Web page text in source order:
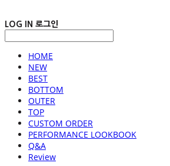
LOG IN 로그인
HOME
NEW
BEST
BOTTOM
OUTER
TOP
CUSTOM ORDER
PERFORMANCE LOOKBOOK
Q&A
Review